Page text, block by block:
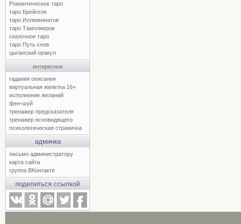
Романтическое таро
таро Брейгеля
таро Иллюминатов
таро Тамплиеров
сказочное таро
таро Путь снов
цыганский оракул
интересное
гадания описания
виртуальная жилетка 16+
исполнение желаний
фен-шуй
тренажер предсказателя
тренажер ясновидящего
психологическая страничка
админка
письмо администратору
карта сайта
группа ВКонтакте
поделиться ссылкой